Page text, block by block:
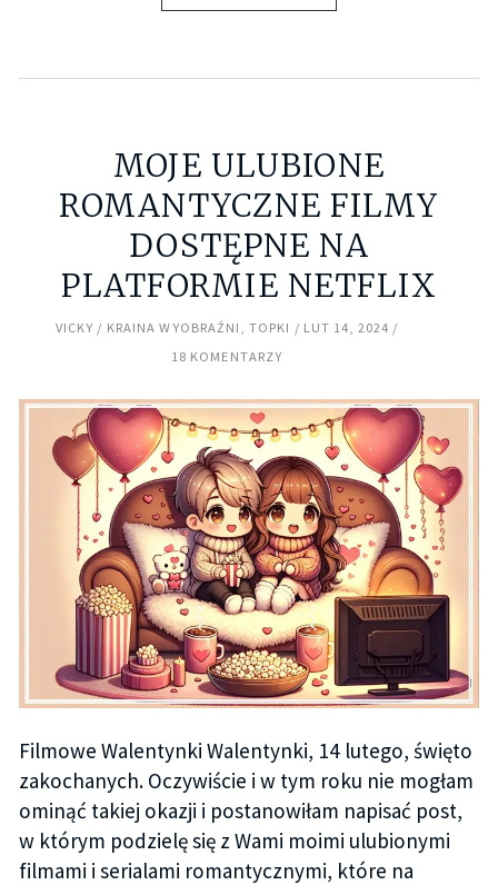
MOJE ULUBIONE
ROMANTYCZNE FILMY
DOSTĘPNE NA
PLATFORMIE NETFLIX
VICKY KRAINA WYOBRAŹNI TOPKI
LUT 14, 2024
18 KOMENTARZY
Filmowe Walentynki Walentynki, 14 lutego, święto
zakochanych. Oczywiście i w tym roku nie mogłam
ominąć takiej okazji i postanowiłam napisać post,
w którym podzielę się z Wami moimi ulubionymi
filmami i serialami romantycznymi, które na